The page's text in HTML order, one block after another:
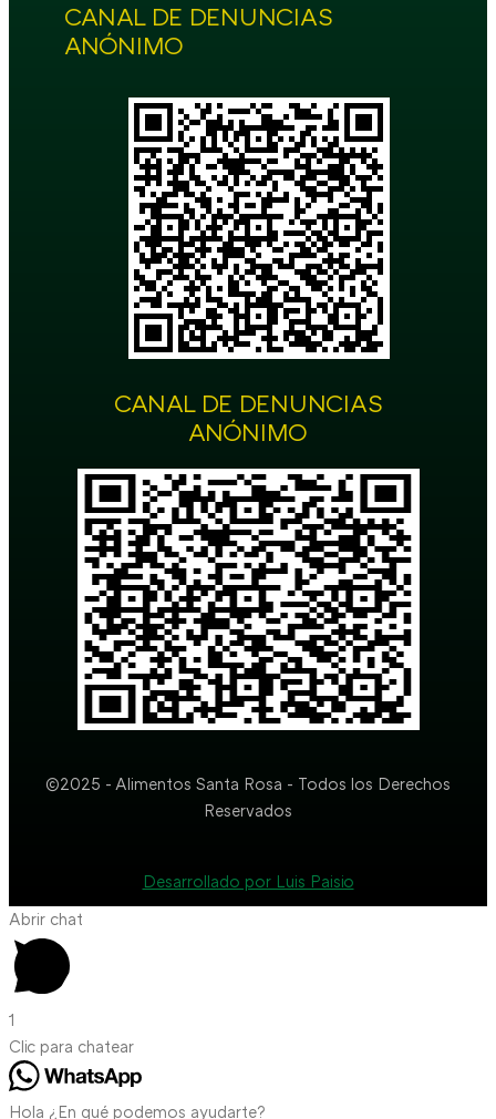
CANAL DE DENUNCIAS
ANÓNIMO
CANAL DE DENUNCIAS
ANÓNIMO
©2025 - Alimentos Santa Rosa - Todos los Derechos
Reservados
Desarrollado por Luis Paisio
Abrir chat
1
Clic para chatear
Hola ¿En qué podemos ayudarte?